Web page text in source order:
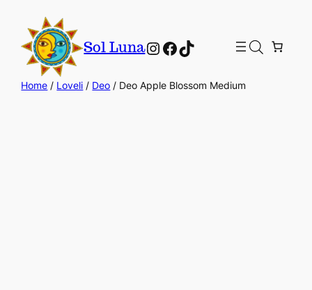
Sol LunaInstagram
Facebook
TikTok
Home / Loveli / Deo / Deo Apple Blossom Medium